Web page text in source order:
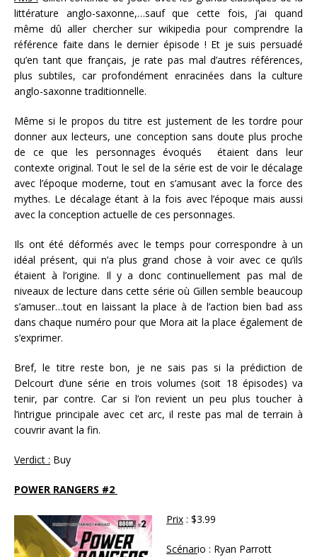
littérature anglo-saxonne,…sauf que cette fois, j’ai quand
même dû aller chercher sur wikipedia pour comprendre la
référence faite dans le dernier épisode ! Et je suis persuadé
qu’en tant que français, je rate pas mal d’autres références,
plus subtiles, car profondément enracinées dans la culture
anglo-saxonne traditionnelle.
Même si le propos du titre est justement de les tordre pour
donner aux lecteurs, une conception sans doute plus proche
de ce que les personnages évoqués étaient dans leur
contexte original. Tout le sel de la série est de voir le décalage
avec l’époque moderne, tout en s’amusant avec la force des
mythes. Le décalage étant à la fois avec l’époque mais aussi
avec la conception actuelle de ces personnages.
Ils ont été déformés avec le temps pour correspondre à un
idéal présent, qui n’a plus grand chose à voir avec ce qu’ils
étaient à l’origine. Il y a donc continuellement pas mal de
niveaux de lecture dans cette série où Gillen semble beaucoup
s’amuser…tout en laissant la place à de l’action bien bad ass
dans chaque numéro pour que Mora ait la place également de
s’exprimer.
Bref, le titre reste bon, je ne sais pas si la prédiction de
Delcourt d’une série en trois volumes (soit 18 épisodes) va
tenir, par contre. Car si l’on revient un peu plus toucher à
l’intrigue principale avec cet arc, il reste pas mal de terrain à
couvrir avant la fin.
Verdict : Buy
POWER RANGERS #2
Prix : $3.99
Scénario : Ryan Parrott